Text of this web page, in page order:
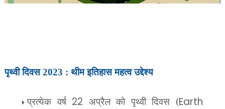
पृथ्वी दिवस 2023 : थीम इतिहास महत्व उद्देश्य
प्रत्येक वर्ष 22 अप्रैल को पृथ्वी दिवस (Earth